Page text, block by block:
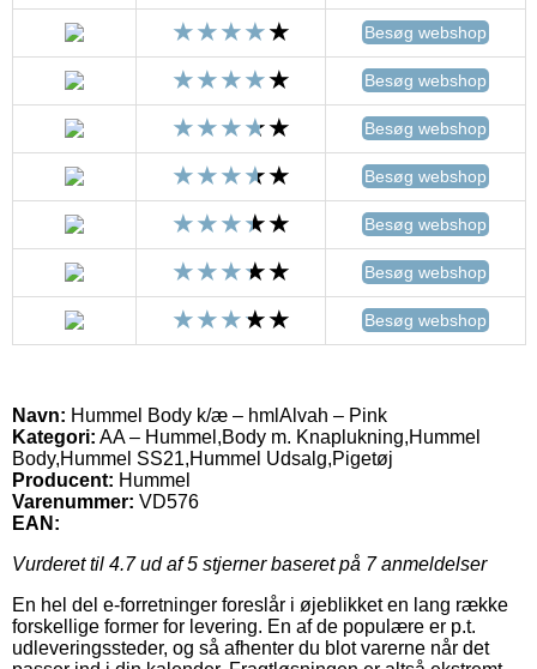
Besøg webshop
Besøg webshop
Besøg webshop
Besøg webshop
Besøg webshop
Besøg webshop
Besøg webshop
Navn: Hummel Body k/æ – hmlAlvah – Pink
Kategori: AA – Hummel,Body m. Knaplukning,Hummel
Body,Hummel SS21,Hummel Udsalg,Pigetøj
Producent: Hummel
Varenummer: VD576
EAN:
Vurderet til 4.7ud af 5 stjerner baseret på 7anmeldelser
En hel del e-forretninger foreslår i øjeblikket en lang række
forskellige former for levering. En af de populære er p.t.
udleveringssteder, og så afhenter du blot varerne når det